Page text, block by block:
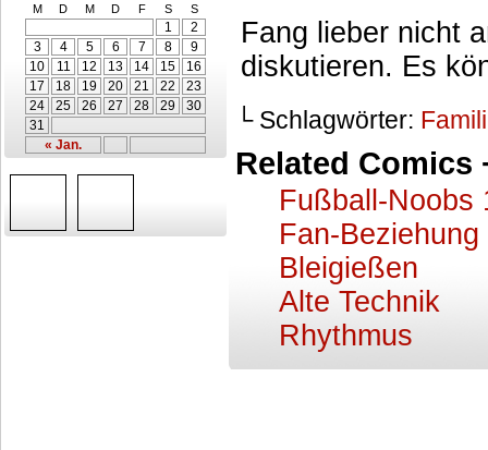
M D M D F S S
« Jan.
1
2
3
4 5 6 7 8
9
10
11 12 13 14 15
16
17
18 19 20 21 22
23
24
25 26 27 28 29
30
31
Fang lieber nicht
diskutieren. Es
└ Schlagwörter:
Related Comics
Fußball-Noobs
Fan-Beziehung
Bleigießen
Alte Technik
Rhythmus